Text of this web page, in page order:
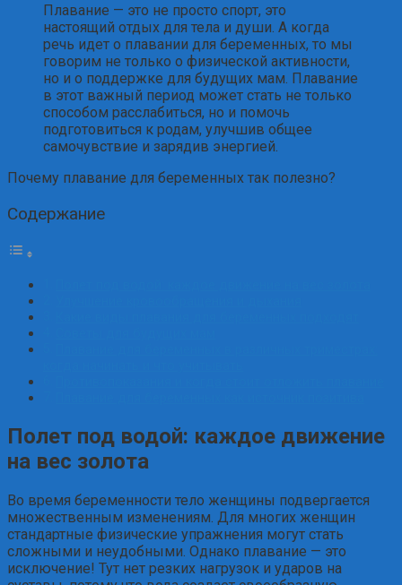
Плавание — это не просто спорт, это
настоящий отдых для тела и души. А когда
речь идет о плавании для беременных, то мы
говорим не только о физической активности,
но и о поддержке для будущих мам. Плавание
в этот важный период может стать не только
способом расслабиться, но и помочь
подготовиться к родам, улучшив общее
самочувствие и зарядив энергией.
Почему плавание для беременных так полезно?
Содержание
Полет под водой: каждое движение
на вес золота
Во время беременности тело женщины подвергается
множественным изменениям. Для многих женщин
стандартные физические упражнения могут стать
сложными и неудобными. Однако плавание — это
исключение! Тут нет резких нагрузок и ударов на